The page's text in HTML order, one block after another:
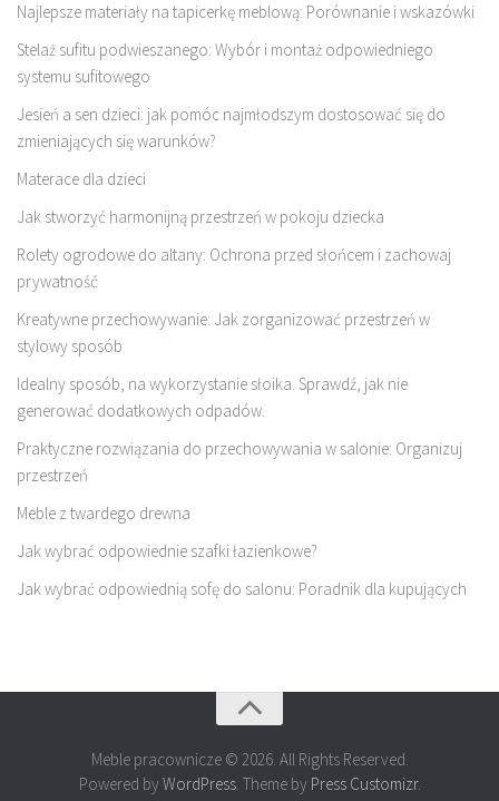
Najlepsze materiały na tapicerkę meblową: Porównanie i wskazówki
Stelaż sufitu podwieszanego: Wybór i montaż odpowiedniego
systemu sufitowego
Jesień a sen dzieci: jak pomóc najmłodszym dostosować się do
zmieniających się warunków?
Materace dla dzieci
Jak stworzyć harmonijną przestrzeń w pokoju dziecka
Rolety ogrodowe do altany: Ochrona przed słońcem i zachowaj
prywatność
Kreatywne przechowywanie: Jak zorganizować przestrzeń w
stylowy sposób
Idealny sposób, na wykorzystanie słoika. Sprawdź, jak nie
generować dodatkowych odpadów.
Praktyczne rozwiązania do przechowywania w salonie: Organizuj
przestrzeń
Meble z twardego drewna
Jak wybrać odpowiednie szafki łazienkowe?
Jak wybrać odpowiednią sofę do salonu: Poradnik dla kupujących
Meble pracownicze © 2026. All Rights Reserved.
Powered by WordPress. Theme by Press Customizr.